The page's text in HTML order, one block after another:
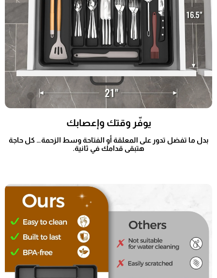
يوفّر وقتك وإعصابك
بدل ما تفضل تدور على المعلقة أو الفتاحة وسط الزحمة… كل حاجة
هتبقى قدامك في ثانية.